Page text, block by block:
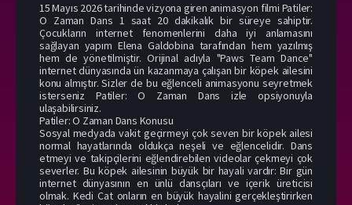
15 Mayıs 2026 tarihinde vizyona giren animasyon filmi Patiler:
O Zaman Dans 1 saat 20 dakikalık bir süreye sahiptir.
Çocukların internet fenomenlerini daha iyi anlamasını
sağlayan yapım Elena Galdobina tarafından hem yazılmış
hem de yönetilmiştir. Orijinal adıyla "Paws Team Dance"
internet dünyasında ün kazanmaya çalışan bir köpek ailesini
konu almıştır. Sizler de bu eğlenceli animasyonu seyretmek
isterseniz Patiler: O Zaman Dans izle opsiyonuyla
ulaşabilirsiniz.
Patiler: O Zaman Dans Konusu
Sosyal medyada vakit geçirmeyi çok seven bir köpek ailesi
normal hayatlarında oldukça neşeli ve eğlencelidir. Dans
etmeyi ve takipçilerini eğlendirebilen videolar çekmeyi çok
severler. Bu köpek ailesinin büyük bir hayali vardır: Bir gün
internet dünyasının en ünlü dansçıları ve içerik üreticisi
olmak. Kedi Cat onların en büyük hayalini gerçekleştirirken